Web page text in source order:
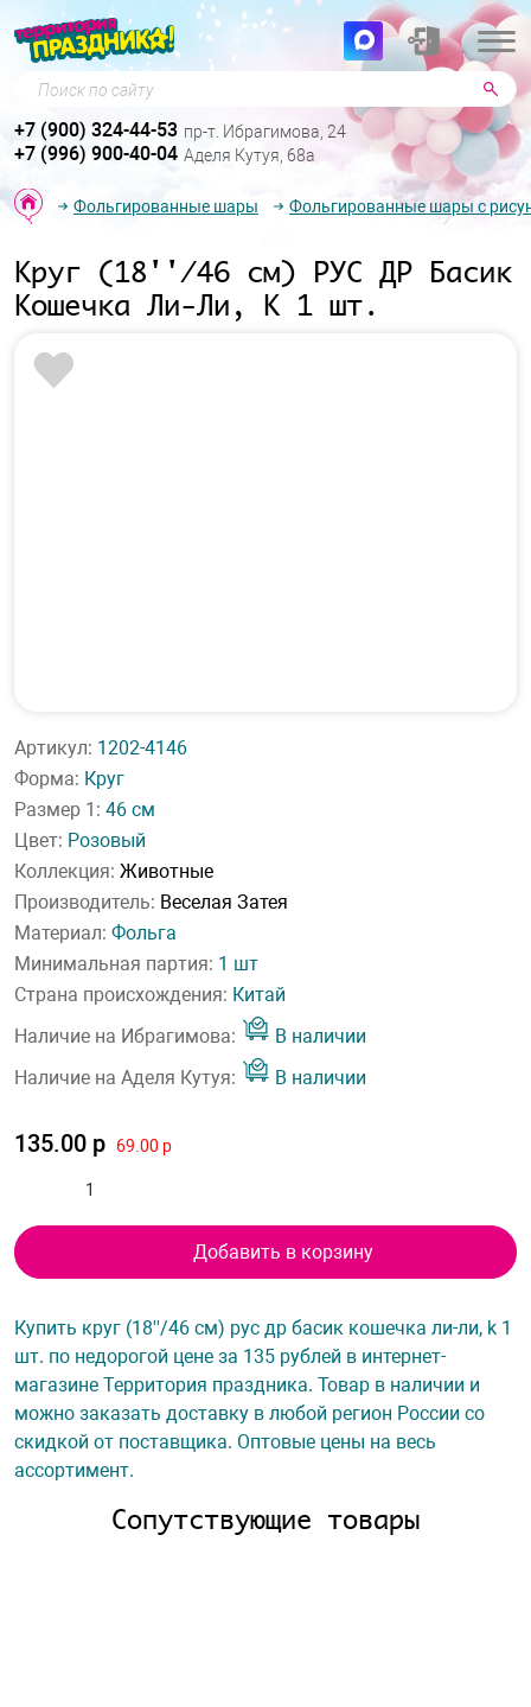
Поиск по сайту
+7 (900) 324-44-53 пр-т. Ибрагимова, 24
+7 (996) 900-40-04 Аделя Кутуя, 68а
Фольгированные шары Фольгированные шары с
Круг (18''/46 см) РУС ДР Басик
Кошечка Ли-Ли, K 1 шт.
Артикул: 1202-4146
Форма: Круг
Размер 1: 46 см
Цвет: Розовый
Коллекция: Животные
Производитель: Веселая Затея
Материал: Фольга
Минимальная партия: 1 шт
Страна происхождения: Китай
Наличие на Ибрагимова:
В наличии
Наличие на Аделя Кутуя:
В наличии
135.00 р 69.00 р
Добавить в корзину
Купить круг (18''/46 см) рус др басик кошечка ли-ли, k 1
шт. по недорогой цене за 135 рублей в интернет-
магазине Территория праздника. Товар в наличии и
можно заказать доставку в любой регион России со
скидкой от поставщика. Оптовые цены на весь
ассортимент.
Сопутствующие товары